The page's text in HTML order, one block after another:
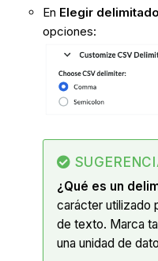
En Elegir
opciones:
¿Qué es un
carácter utilizado
de texto. Marca
una unidad de